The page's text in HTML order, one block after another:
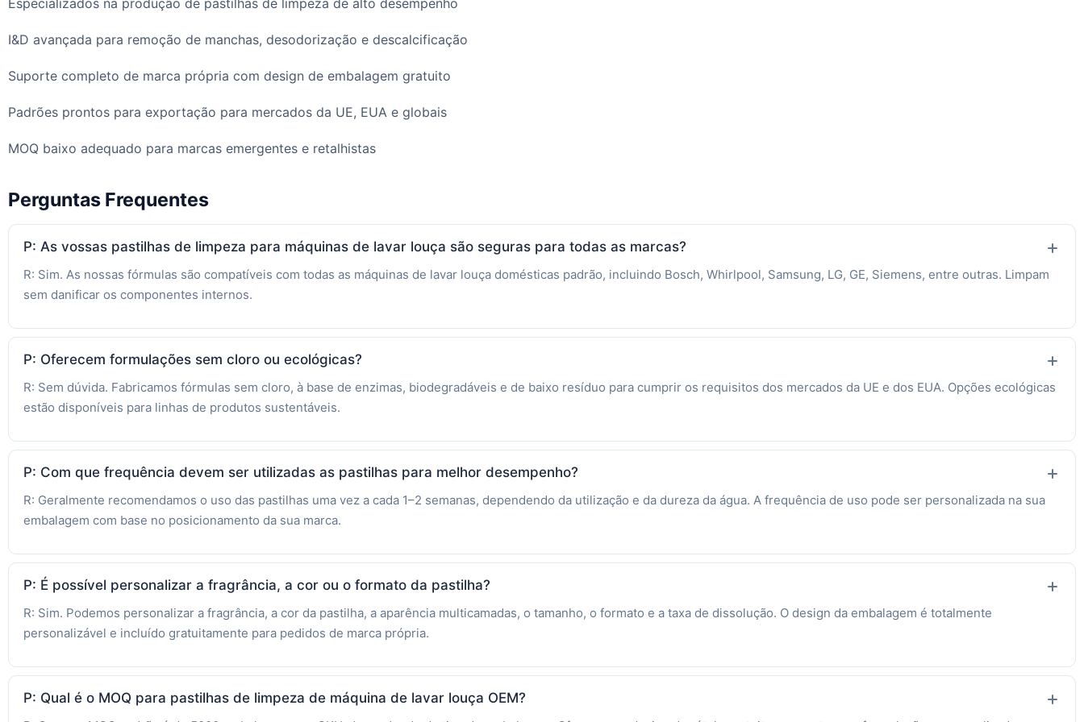
I&D avançada para remoção de manchas, desodorização e descalcificação
Suporte completo de marca própria com design de embalagem gratuito
Padrões prontos para exportação para mercados da UE, EUA e globais
MOQ baixo adequado para marcas emergentes e retalhistas
Perguntas Frequentes
P: As vossas pastilhas de limpeza para máquinas de lavar louça são seguras para todas as marcas?
R: Sim. As nossas fórmulas são compatíveis com todas as máquinas de lavar louça domésticas padrão, incluindo Bosch, Whirlpool, Samsung, LG, GE, Siemens, entre outras. Limpam
sem danificar os componentes internos.
P: Oferecem formulações sem cloro ou ecológicas?
R: Sem dúvida. Fabricamos fórmulas sem cloro, à base de enzimas, biodegradáveis e de baixo resíduo para cumprir os requisitos dos mercados da UE e dos EUA. Opções ecológicas
estão disponíveis para linhas de produtos sustentáveis.
P: Com que frequência devem ser utilizadas as pastilhas para melhor desempenho?
R: Geralmente recomendamos o uso das pastilhas uma vez a cada 1–2 semanas, dependendo da utilização e da dureza da água. A frequência de uso pode ser personalizada na sua
embalagem com base no posicionamento da sua marca.
P: É possível personalizar a fragrância, a cor ou o formato da pastilha?
R: Sim. Podemos personalizar a fragrância, a cor da pastilha, a aparência multicamadas, o tamanho, o formato e a taxa de dissolução. O design da embalagem é totalmente
personalizável e incluído gratuitamente para pedidos de marca própria.
P: Qual é o MOQ para pastilhas de limpeza de máquina de lavar louça OEM?